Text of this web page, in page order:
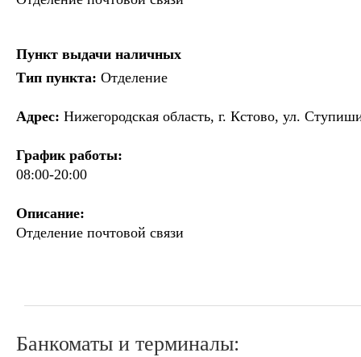
Пункт выдачи наличных
Тип пункта: Отделение
Адрес: Нижегородская область, г. Кстово, ул.
График работы:
08:00-20:00
Описание:
Отделение почтовой связи
Банкоматы и терминалы: